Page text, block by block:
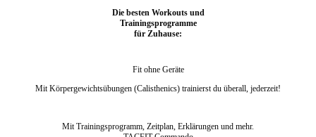
Die besten Workouts und
Trainingsprogramme
für Zuhause:
Fit ohne Geräte
Mit Körpergewichtsübungen (Calisthenics) trainierst du überall, jederzeit!
Mit Trainingsprogramm, Zeitplan, Erklärungen und mehr.